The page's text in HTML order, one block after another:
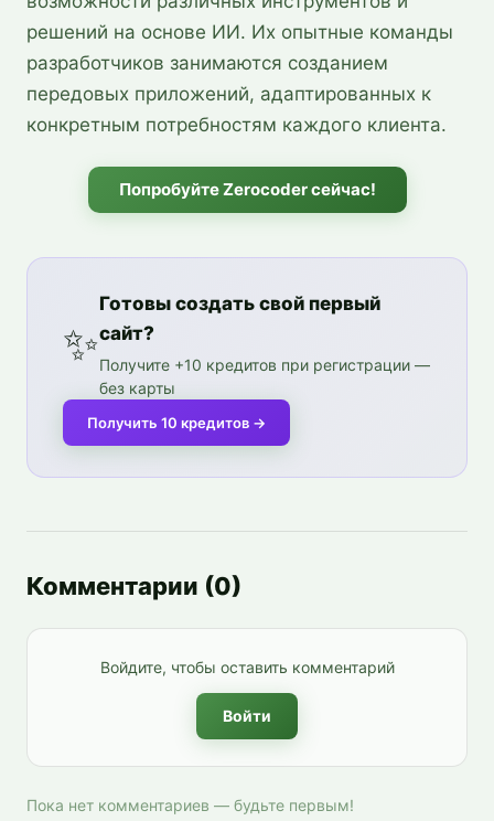
решений на основе ИИ. Их опытные команды
разработчиков занимаются созданием
передовых приложений, адаптированных к
конкретным потребностям каждого клиента.
Попробуйте Zerocoder сейчас!
✨
Готовы создать свой первый
сайт?
Получите +10 кредитов при регистрации —
без карты
Получить 10 кредитов →
Комментарии (0)
Войдите, чтобы оставить комментарий
Войти
Пока нет комментариев — будьте первым!